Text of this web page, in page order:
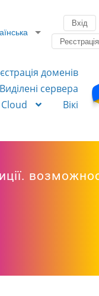
Вхід
Реєстрація
доменів
Виділені сервера
Cloud
Вікі